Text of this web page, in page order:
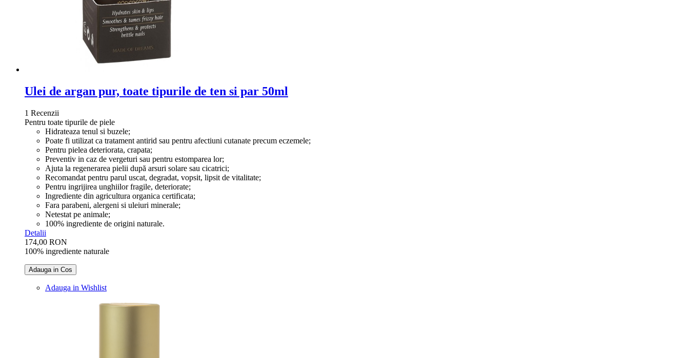
Ulei de argan pur, toate tipurile de ten si par 50ml
1 Recenzii
Pentru toate tipurile de piele
Hidrateaza tenul si buzele;
Poate fi utilizat ca tratament antirid sau pentru afectiuni cutanate precum eczemele;
Pentru pielea deteriorata, crapata;
Preventiv in caz de vergeturi sau pentru estomparea lor;
Ajuta la regenerarea pielii după arsuri solare sau cicatrici;
Recomandat pentru parul uscat, degradat, vopsit, lipsit de vitalitate;
Pentru ingrijirea unghiilor fragile, deteriorate;
Ingrediente din agricultura organica certificata;
Fara parabeni, alergeni si uleiuri minerale;
Netestat pe animale;
100% ingrediente de origini naturale.
Detalii
174,00 RON
100% ingrediente naturale
Adauga in Cos
Adauga in Wishlist